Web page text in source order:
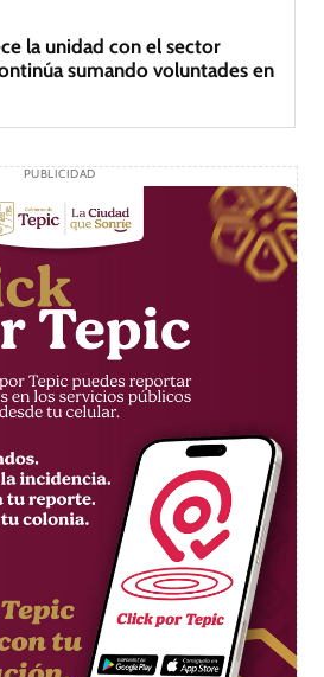
la unidad con el sector
sumando voluntades en
PUBLICIDAD